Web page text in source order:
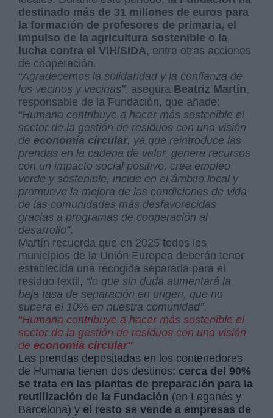
destinado más de 31 millones de euros para
la formación de profesores de primaria, el
impulso de la agricultura sostenible o la
lucha contra el VIH/SIDA, entre otras acciones
de cooperación.
“Agradecemos la solidaridad y la confianza de
los vecinos y vecinas”, asegura Beatriz Martín,
responsable de la Fundación, que añade:
“Humana contribuye a hacer más sostenible el
sector de la gestión de residuos con una visión
de economía circular, ya que reintroduce las
prendas en la cadena de valor, genera recursos
con un impacto social positivo, crea empleo
verde y sostenible, incide en el ámbito local y
promueve la mejora de las condiciones de vida
de las comunidades más desfavorecidas
gracias a programas de cooperación al
desarrollo”.
Martín recuerda que en 2025 todos los
municipios de la Unión Europea deberán tener
establecida una recogida separada para el
residuo textil, “lo que sin duda aumentará la
baja tasa de separación en origen, que no
supera el 10% en nuestra comunidad”.
“Humana contribuye a hacer más sostenible el
sector de la gestión de residuos con una visión
deeconomía circular"
Las prendas depositadas en los contenedores
de Humana tienen dos destinos: cerca del 90%
se trata en las plantas de preparación para la
reutilización de la Fundación (en Leganés y
Barcelona) y el resto se vende a empresas de